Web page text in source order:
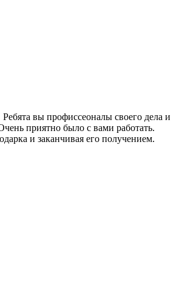
вы профиссеоналы своего дела и
приятно было с вами работать.
и заканчивая его получением.